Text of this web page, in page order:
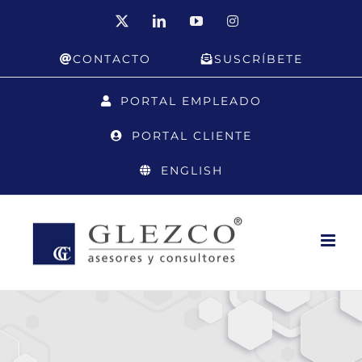
LinkedInYouTubeInstagram
CONTACTO SUSCRÍBETE
PORTAL EMPLEADO
PORTAL CLIENTE
ENGLISH